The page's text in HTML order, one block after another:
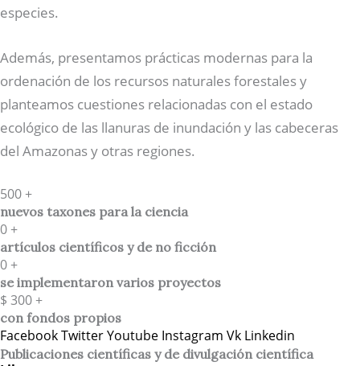
especies.
Además, presentamos prácticas modernas para la
ordenación de los recursos naturales forestales y
planteamos cuestiones relacionadas con el estado
ecológico de las llanuras de inundación y las cabeceras
del Amazonas y otras regiones.
500+
nuevos taxones para la ciencia
0+
artículos científicos y de no ficción
0+
se implementaron varios proyectos
$ 300+
con fondos propios
FacebookTwitterYoutube Instagram Vk Linkedin
Publicaciones científicas y de divulgación científica​